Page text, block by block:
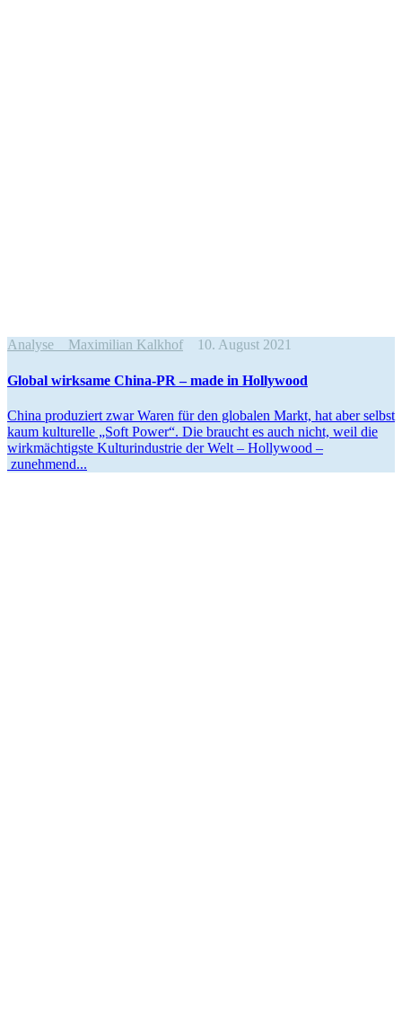
Analyse Maximilian Kalkhof 10. August 2021
Global wirksame China-PR – made in Hollywood
China produ­ziert zwar Waren für den globalen Markt, hat aber selbst
kaum kultu­relle „Soft Power“. Die braucht es auch nicht, weil die
wirkmäch­tigste Kultur­in­dustrie der Welt – Hollywood –
zunehmend...